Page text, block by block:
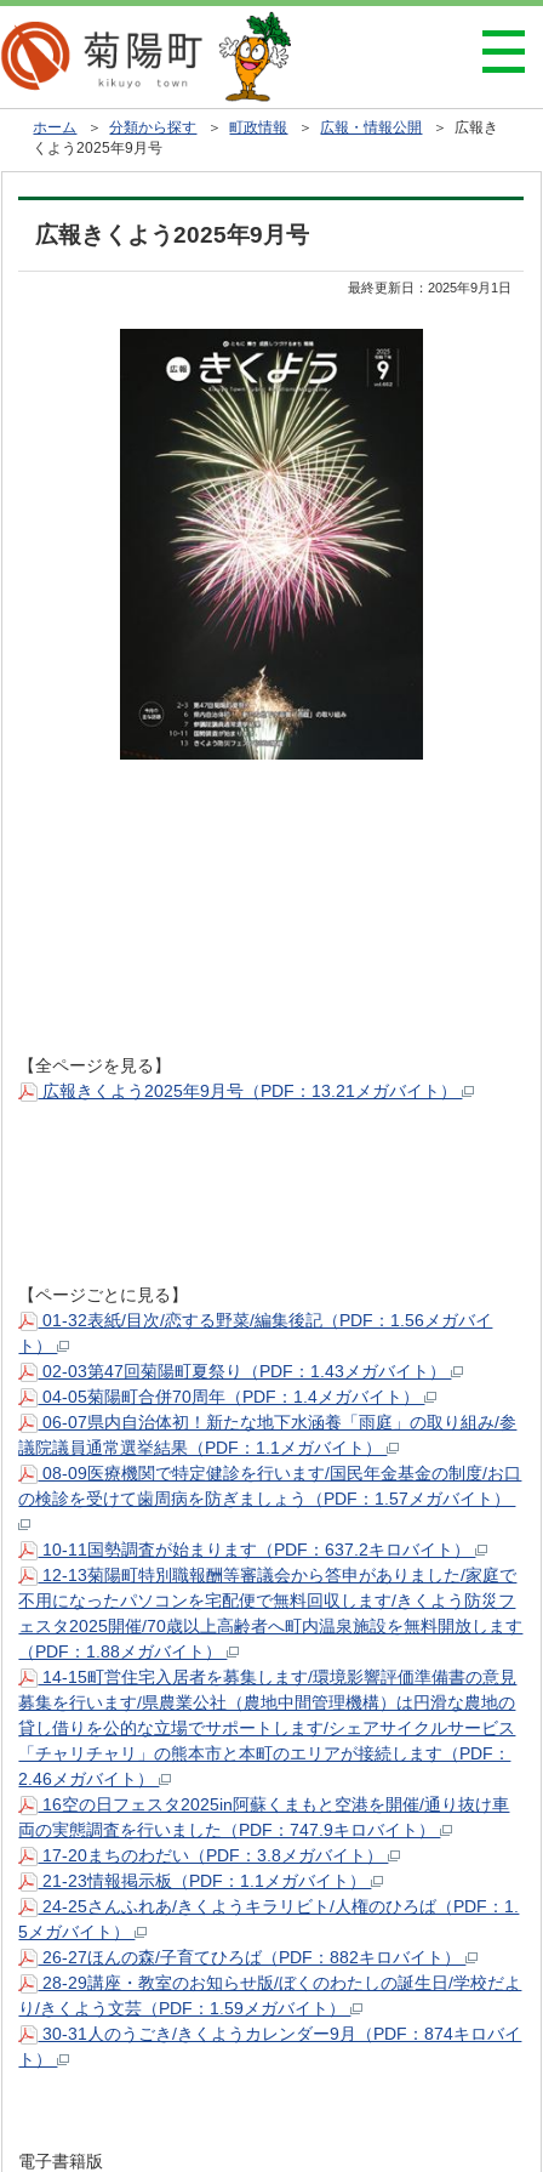
ホーム ＞分類から探す ＞町政情報 ＞ 広報・情報公開
＞ 広報き
くよう2025年9月号
広報きくよう2025年9月号
最終更新日：2025年9月1日
【全ページを見る】
広報きくよう2025年9月号（PDF：13.21メガバイト）
【ページごとに見る】
01-32表紙/目次/恋する野菜/編集後記（PDF：1.56メガバイ
ト）
02-03第47回菊陽町夏祭り（PDF：1.43メガバイト）
04-05菊陽町合併70周年（PDF：1.4メガバイト）
06-07県内自治体初！新たな地下水涵養「雨庭」の取り組み/参
議院議員通常選挙結果（PDF：1.1メガバイト）
08-09医療機関で特定健診を行います/国民年金基金の制度/お口
の検診を受けて歯周病を防ぎましょう（PDF：1.57メガバイト）
10-11国勢調査が始まります（PDF：637.2キロバイト）
12-13菊陽町特別職報酬等審議会から答申がありました/家庭で
不用になったパソコンを宅配便で無料回収します/きくよう防災フ
ェスタ2025開催/70歳以上高齢者へ町内温泉施設を無料開放します
（PDF：1.88メガバイト）
14-15町営住宅入居者を募集します/環境影響評価準備書の意見
募集を行います/県農業公社（農地中間管理機構）は円滑な農地の
貸し借りを公的な立場でサポートします/シェアサイクルサービス
「チャリチャリ」の熊本市と本町のエリアが接続します（PDF：
2.46メガバイト）
16空の日フェスタ2025in阿蘇くまもと空港を開催/通り抜け車
両の実態調査を行いました（PDF：747.9キロバイト）
17-20まちのわだい（PDF：3.8メガバイト）
21-23情報掲示板（PDF：1.1メガバイト）
24-25さんふれあ/きくようキラリビト/人権のひろば（PDF：1.
5メガバイト）
26-27ほんの森/子育てひろば（PDF：882キロバイト）
28-29講座・教室のお知らせ版/ぼくのわたしの誕生日/学校だよ
り/きくよう文芸（PDF：1.59メガバイト）
30-31人のうごき/きくようカレンダー9月（PDF：874キロバイ
ト）
電子書籍版